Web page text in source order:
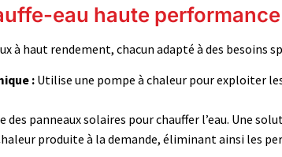
eau haute
à haut rendement, chacun adapté à des besoins
: Utilise une pompe à chaleur pour exploiter
des panneaux solaires pour chauffer l’eau. Une
produite à la demande, éliminant ainsi les